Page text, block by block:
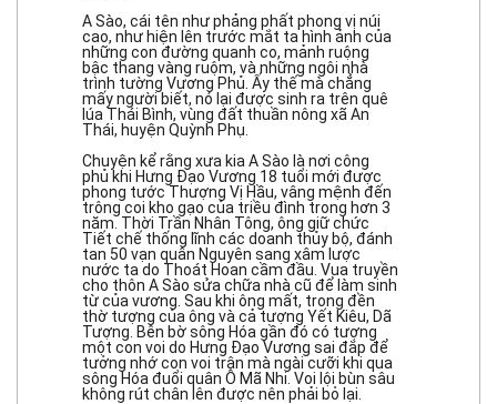
A Sào, cái tên như phảng phất phong vị núi
cao, như hiện lên trước mắt ta hình ảnh của
những con đường quanh co, mảnh ruộng
bậc thang vàng ruộm, và những ngôi nhà
trình tường Vương Phủ. Ấy thế mà chẳng
mấy người biết, nó lại được sinh ra trên quê
lúa Thái Bình, vùng đất thuần nông xã An
Thái, huyện Quỳnh Phụ.
Chuyện kể rằng xưa kia A Sào là nơi công
phủ khi Hưng Đạo Vương 18 tuổi mới được
phong tước Thượng Vị Hầu, vâng mệnh đến
trông coi kho gạo của triều đình trong hơn 3
năm. Thời Trần Nhân Tông, ông giữ chức
Tiết chế thống lĩnh các doanh thủy bộ, đánh
tan 50 vạn quân Nguyên sang xâm lược
nước ta do Thoát Hoan cầm đầu. Vua truyền
cho thôn A Sào sửa chữa nhà cũ để làm sinh
từ của vương. Sau khi ông mất, trong đền
thờ tượng của ông và cả tượng Yết Kiêu, Dã
Tượng. Bên bờ sông Hóa gần đó có tượng
một con voi do Hưng Đạo Vương sai đắp để
tưởng nhớ con voi trận mà ngài cưỡi khi qua
sông Hóa đuổi quân Ô Mã Nhi. Voi lội bùn sâu
không rút chân lên được nên phải bỏ lại.